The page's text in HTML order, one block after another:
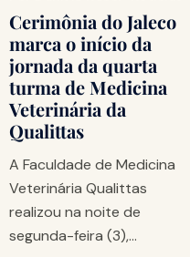
Cerimônia do Jaleco
marca o início da
jornada da quarta
turma de Medicina
Veterinária da
Qualittas
A Faculdade de Medicina
Veterinária Qualittas
realizou na noite de
segunda-feira (3),…